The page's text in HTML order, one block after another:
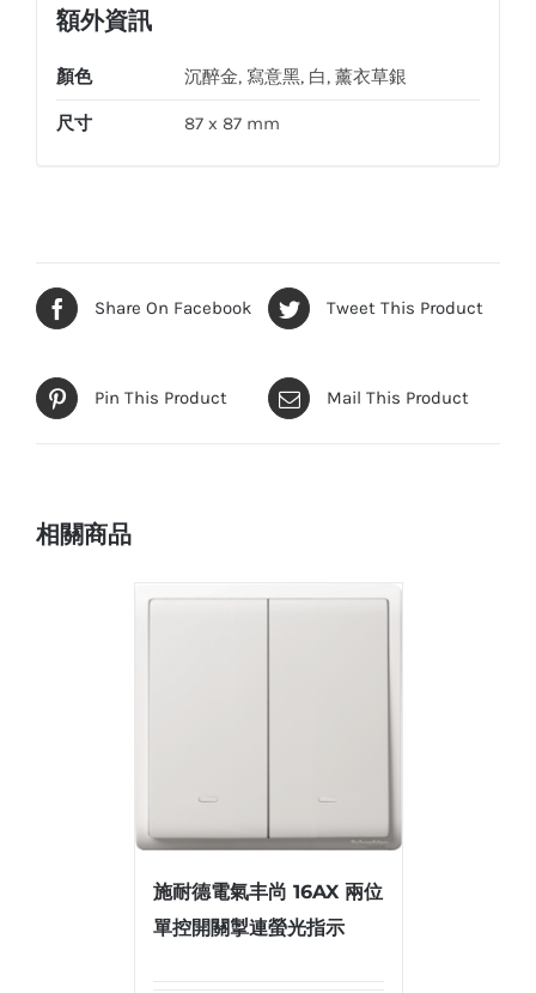
額外資訊
顏色 沉醉金, 寫意黑, 白, 薰衣草銀
尺寸 87 x 87 mm
Share On Facebook Tweet This Product
Pin This Product Mail This Product
相關商品
施耐德電氣丰尚 16AX 兩位
單控開關掣連螢光指示